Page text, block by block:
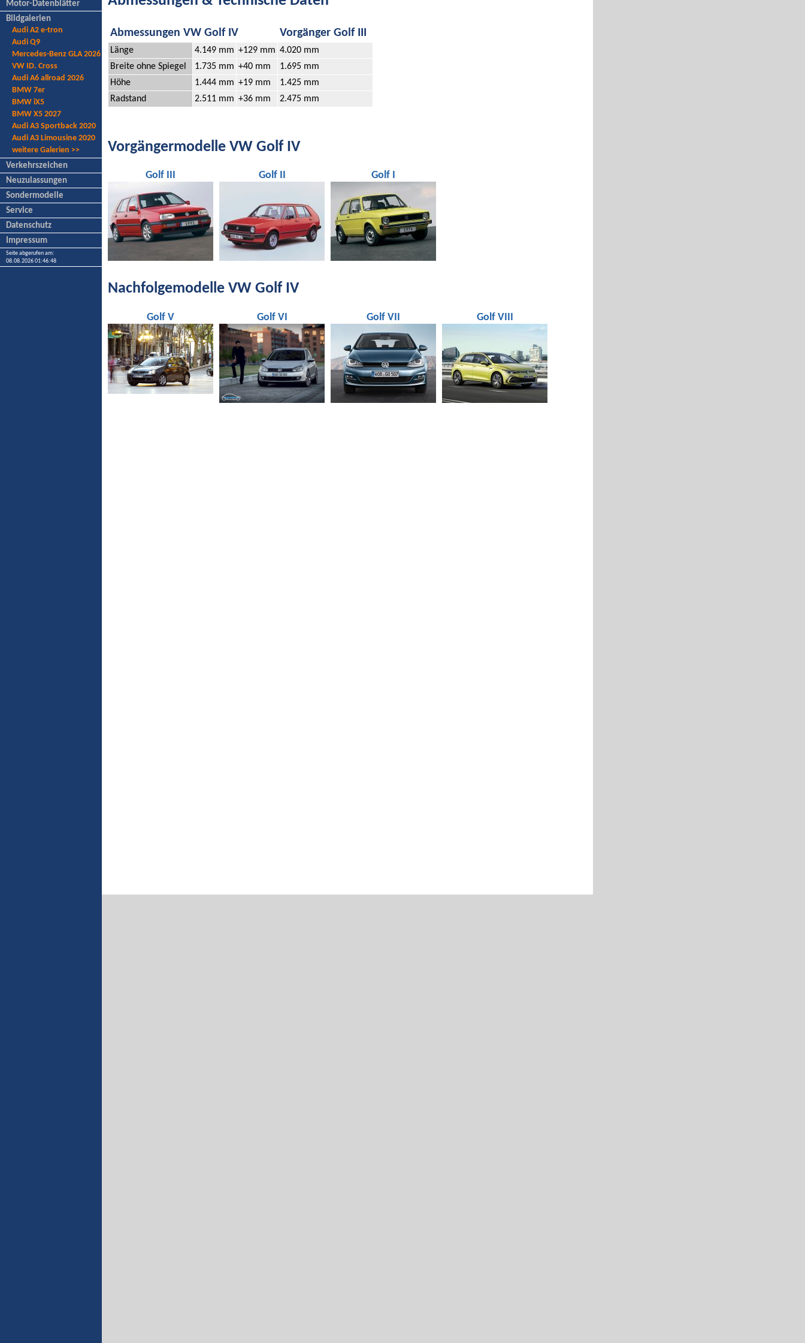
Motor-Datenblätter
Bildgalerien
Audi A2 e-tron
Audi Q9
Mercedes-Benz GLA 2026
VW ID. Cross
Audi A6 allroad 2026
BMW 7er
BMW iX5
BMW X5 2027
Audi A3 Sportback 2020
Audi A3 Limousine 2020
weitere Galerien >>
Verkehrszeichen
Neuzulassungen
Sondermodelle
Service
Datenschutz
Impressum
Seite abgerufen am:
08.08.2026 01:46:48
Abmessungen VW Golf IV Vorgänger Golf III
Länge 4.149 mm +129 mm 4.020 mm
Breite ohne Spiegel
1.735 mm +40 mm
1.695 mm
Höhe
1.444 mm +19 mm
1.425 mm
Radstand
2.511 mm +36 mm 2.475 mm
Vorgängermodelle VW Golf IV
Golf III Golf II Golf I
Nachfolgemodelle VW Golf IV
Golf V Golf VI Golf VII Golf VIII